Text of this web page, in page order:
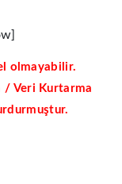
olmayabilir.
/ Veri Kurtarma